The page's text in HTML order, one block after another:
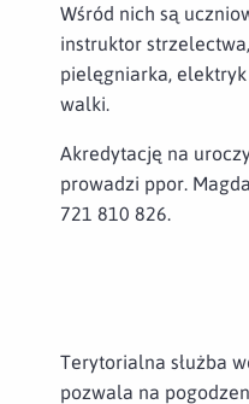
Wśród nich są
instruktor
pielęgniarka,
walki.
Akredytację na
prowadzi ppor.
721 810 826.
Terytorialna służba
pozwala na